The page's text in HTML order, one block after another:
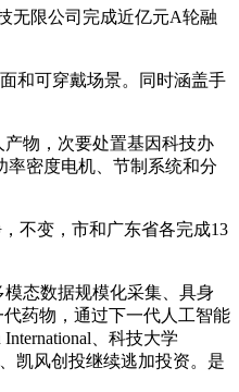
无限公司完成近亿元A轮融
和可穿戴场景。同时涵盖手
物，次要处置基因科技办
率密度电机、节制系统和分
不变，市和广东省各完成13
态数据规模化采集、具身
药物，通过下一代人工智能
、科技大学
凯风创投继续逃加投资。是